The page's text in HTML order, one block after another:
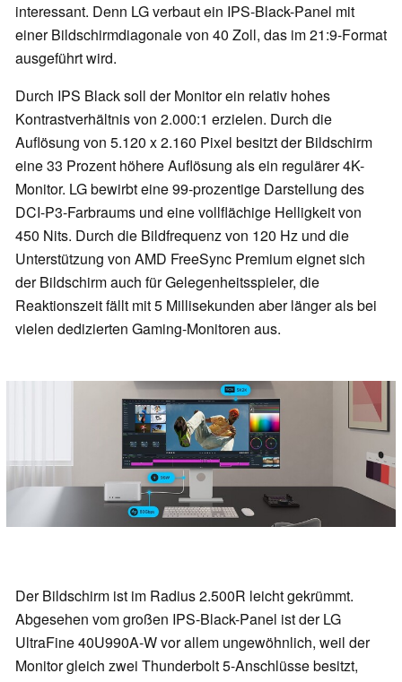
interessant. Denn LG verbaut ein IPS-Black-Panel mit
einer Bildschirmdiagonale von 40 Zoll, das im 21:9-Format
ausgeführt wird.
Durch IPS Black soll der Monitor ein relativ hohes
Kontrastverhältnis von 2.000:1 erzielen. Durch die
Auflösung von 5.120 x 2.160 Pixel besitzt der Bildschirm
eine 33 Prozent höhere Auflösung als ein regulärer 4K-
Monitor. LG bewirbt eine 99-prozentige Darstellung des
DCI-P3-Farbraums und eine vollflächige Helligkeit von
450 Nits. Durch die Bildfrequenz von 120 Hz und die
Unterstützung von AMD FreeSync Premium eignet sich
der Bildschirm auch für Gelegenheitsspieler, die
Reaktionszeit fällt mit 5 Millisekunden aber länger als bei
vielen dedizierten Gaming-Monitoren aus.
Der Bildschirm ist im Radius 2.500R leicht gekrümmt.
Abgesehen vom großen IPS-Black-Panel ist der LG
UltraFine 40U990A-W vor allem ungewöhnlich, weil der
Monitor gleich zwei Thunderbolt 5-Anschlüsse besitzt,